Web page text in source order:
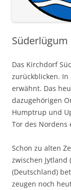
Süderlügum
Das Kirchdorf
zurückblicken.
erwähnt. Das
dazugehörigen
Humptrup und
Tor des Nordens
Schon zu alten
zwischen Jytland
(Deutschland)
zeugen noch